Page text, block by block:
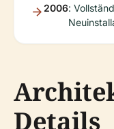
2006:
Details